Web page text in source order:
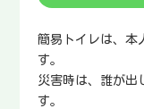
簡易トイレは、本
す。
災害時は、誰が出
す。